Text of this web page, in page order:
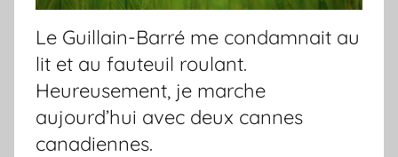
Le Guillain-Barré me condamnait au
lit et au fauteuil roulant.
Heureusement, je marche
aujourd’hui avec deux cannes
canadiennes.